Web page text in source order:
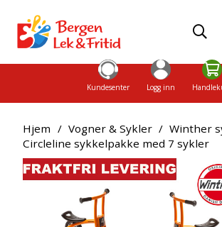
Kundesenter Logg inn
Hjem / Vogner & Sykler / Winther
Circleline sykkelpakke med 7 sykler